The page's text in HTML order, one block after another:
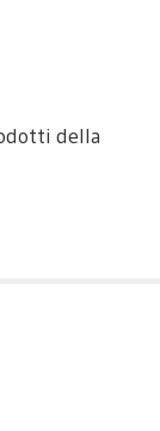
della